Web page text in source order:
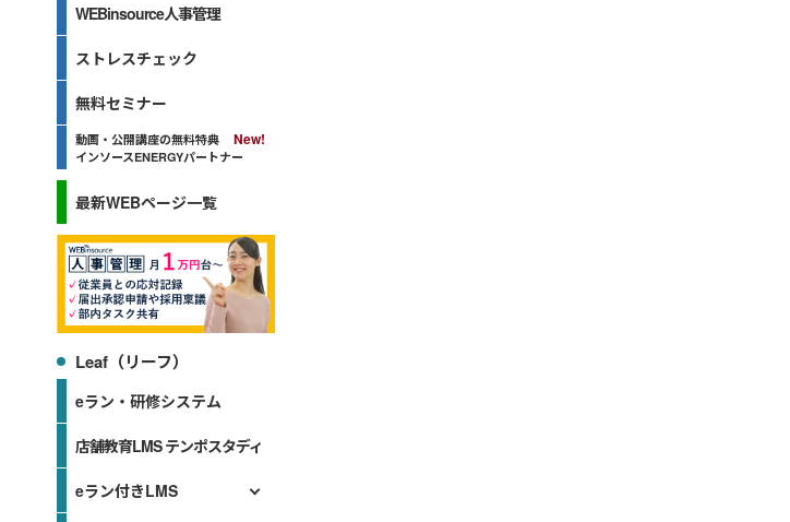
WEBinsource人事管理
ストレスチェック
無料セミナー
動画・公開講座の無料特典
インソースENERGYパートナー
最新WEBページ一覧
Leaf（リーフ）
eラン・研修システム
店舗教育LMS テンポスタディ
eラン付きLMS